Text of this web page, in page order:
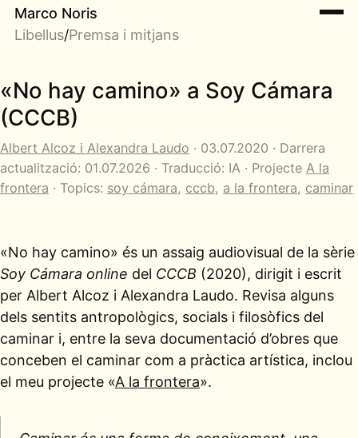
Marco Noris
Libellus/Premsa i mitjans
«No hay camino» a Soy Cámara
(CCCB)
Albert Alcoz i Alexandra Laudo · 03.07.2020 · Darrera
actualització: 01.07.2026 · Traducció: IA · Projecte A la
frontera · Topics: soy cámara, cccb, a la frontera, caminar
«No hay camino» és un assaig audiovisual de la sèrie
Soy Cámara online del CCCB (2020), dirigit i escrit
per Albert Alcoz i Alexandra Laudo. Revisa alguns
dels sentits antropològics, socials i filosòfics del
caminar i, entre la seva documentació d’obres que
conceben el caminar com a pràctica artística, inclou
el meu projecte «A la frontera».